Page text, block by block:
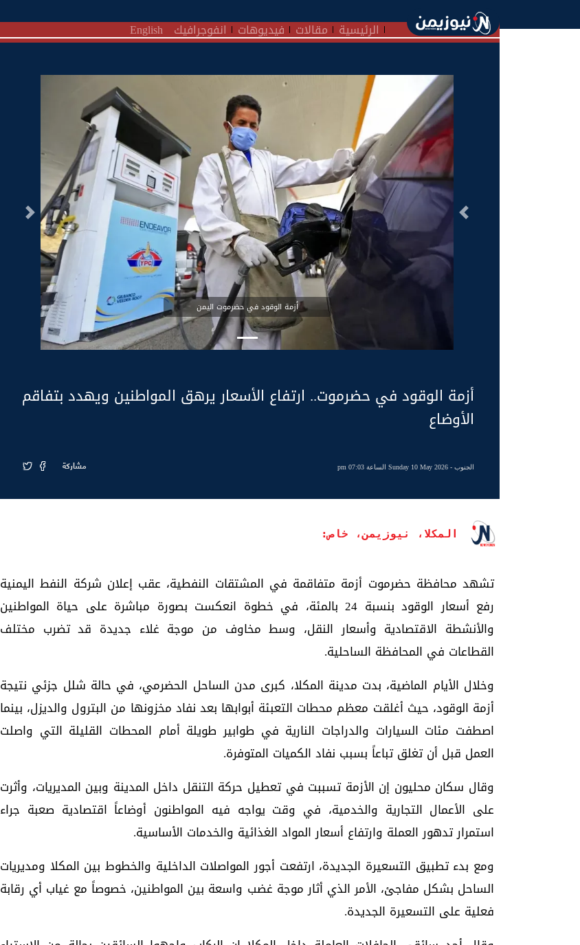
الرئيسية مقالات فيديوهات انفوجرافيك English
أزمة الوقود في حضرموت اليمن
السابق التالى
أزمة الوقود في حضرموت.. ارتفاع الأسعار يرهق المواطنين ويهدد بتفاقم
الأوضاع
الجنوب- Sunday 10 May 2026 الساعة 07:03 pm مشاركة
المكلا، نيوزيمن، خاص:
تشهد محافظة حضرموت أزمة متفاقمة في المشتقات النفطية، عقب إعلان شركة النفط اليمنية
رفع أسعار الوقود بنسبة 24 بالمئة، في خطوة انعكست بصورة مباشرة على حياة المواطنين
والأنشطة الاقتصادية وأسعار النقل، وسط مخاوف من موجة غلاء جديدة قد تضرب مختلف
القطاعات في المحافظة الساحلية.
وخلال الأيام الماضية، بدت مدينة المكلا، كبرى مدن الساحل الحضرمي، في حالة شلل جزئي نتيجة
أزمة الوقود، حيث أغلقت معظم محطات التعبئة أبوابها بعد نفاد مخزونها من البترول والديزل، بينما
اصطفت مئات السيارات والدراجات النارية في طوابير طويلة أمام المحطات القليلة التي واصلت
العمل قبل أن تغلق تباعاً بسبب نفاد الكميات المتوفرة.
وقال سكان محليون إن الأزمة تسببت في تعطيل حركة التنقل داخل المدينة وبين المديريات، وأثرت
على الأعمال التجارية والخدمية، في وقت يواجه فيه المواطنون أوضاعاً اقتصادية صعبة جراء
استمرار تدهور العملة وارتفاع أسعار المواد الغذائية والخدمات الأساسية.
ومع بدء تطبيق التسعيرة الجديدة، ارتفعت أجور المواصلات الداخلية والخطوط بين المكلا ومديريات
الساحل بشكل مفاجئ، الأمر الذي أثار موجة غضب واسعة بين المواطنين، خصوصاً مع غياب أي رقابة
فعلية على التسعيرة الجديدة.